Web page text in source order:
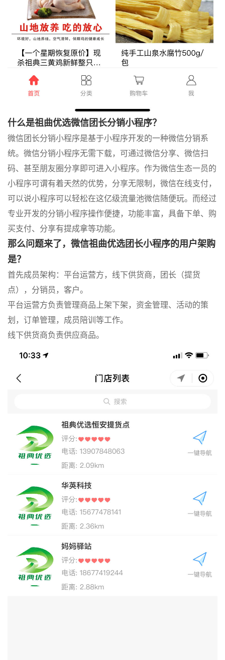
什么是祖曲优选微信团长分销小程序？
微信团长分销小程序是基于小程序开发的一种微信分销系
统。微信分销小程序无需下载，可通过微信分享、微信扫
码、甚至朋友圈分享即可进入小程序。作为微信生态一员的
小程序可谓有着天然的优势，分享无限制，微信在线支付，
可以说小程序可以轻松在这亿级流量池微信随便玩。而经过
专业开发的分销小程序操作便捷，功能丰富，具备下单、购
买支付、分享有提成拿等功能。
那么问题来了，微信祖曲优选团长小程序的用户架购
是？
首先成员架构：平台运营方，线下供货商，团长（提货
点），分销员，客户。
平台运营方负责管理商品上架下架，资金管理、活动的策
划，订单管理，成员陪训等工作。
线下供货商负责供应商品。